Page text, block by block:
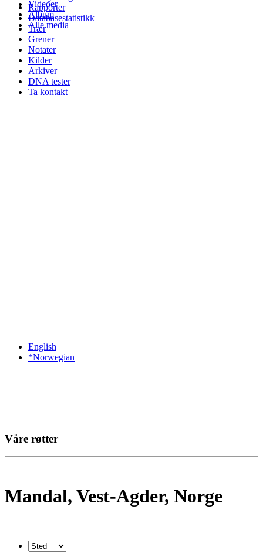
Videoer
Album
Alle media
Rapporter
Databasestatistikk
Trær
Grener
Notater
Kilder
Arkiver
DNA tester
Ta kontakt
English
*Norwegian
Våre røtter
Mandal, Vest-Agder, Norge